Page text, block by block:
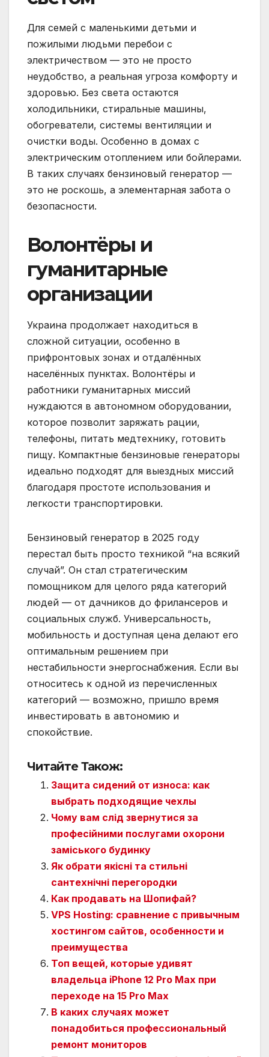
Для семей с маленькими детьми и
пожилыми людьми перебои с
электричеством — это не просто
неудобство, а реальная угроза комфорту и
здоровью. Без света остаются
холодильники, стиральные машины,
обогреватели, системы вентиляции и
очистки воды. Особенно в домах с
электрическим отоплением или бойлерами.
В таких случаях бензиновый генератор —
это не роскошь, а элементарная забота о
безопасности.
Волонтёры и
гуманитарные
организации
Украина продолжает находиться в
сложной ситуации, особенно в
прифронтовых зонах и отдалённых
населённых пунктах. Волонтёры и
работники гуманитарных миссий
нуждаются в автономном оборудовании,
которое позволит заряжать рации,
телефоны, питать медтехнику, готовить
пищу. Компактные бензиновые генераторы
идеально подходят для выездных миссий
благодаря простоте использования и
легкости транспортировки.
Бензиновый генератор в 2025 году
перестал быть просто техникой “на всякий
случай”. Он стал стратегическим
помощником для целого ряда категорий
людей — от дачников до фрилансеров и
социальных служб. Универсальность,
мобильность и доступная цена делают его
оптимальным решением при
нестабильности энергоснабжения. Если вы
относитесь к одной из перечисленных
категорий — возможно, пришло время
инвестировать в автономию и
спокойствие.
Читайте Також:
Защита сидений от износа: как
выбрать подходящие чехлы
Чому вам слід звернутися за
професійними послугами охорони
заміського будинку
Як обрати якісні та стильні
сантехнічні перегородки
Как продавать на Шопифай?
VPS Hosting: сравнение с привычным
хостингом сайтов, особенности и
преимущества
Топ вещей, которые удивят
владельца iPhone 12 Pro Max при
переходе на 15 Pro Max
В каких случаях может
понадобиться профессиональный
ремонт мониторов